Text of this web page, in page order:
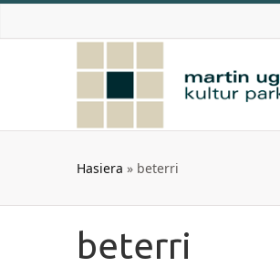
Skip
Hasiera » beterri
beterri